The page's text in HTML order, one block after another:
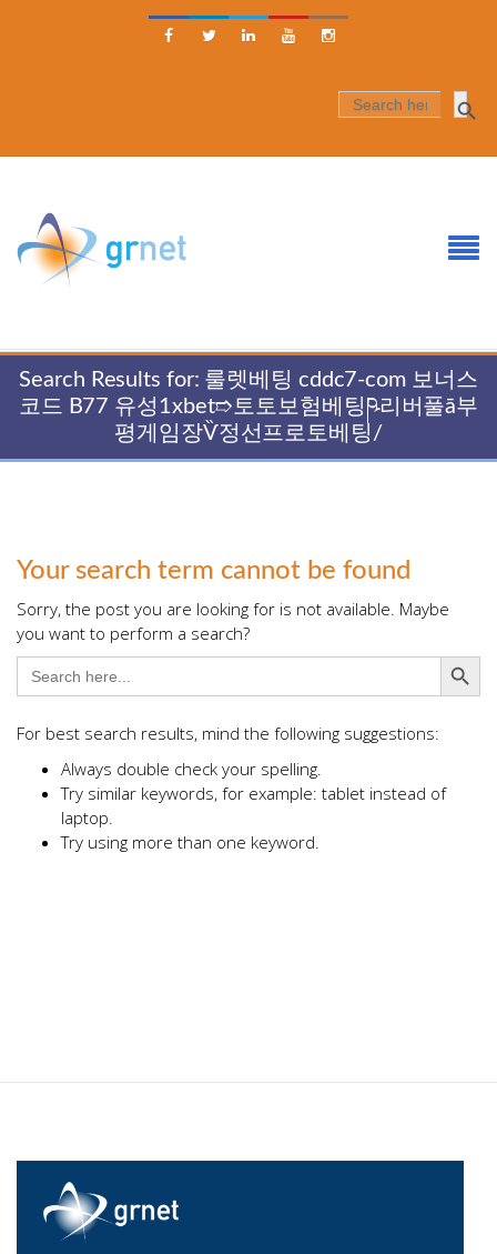
    
Search Results for: 룰렛베팅 cddc7-com 보너스
코드 B77 유성1xbet➱토토보험베팅ཥ리버풀ā부
평게임장Ѷ정선프로토베팅/
Your search term cannot be found
Sorry, the post you are looking for is not available. Maybe
you want to perform a search?
Search
for:
Search Button
For best search results, mind the following suggestions:
Always double check your spelling.
Try similar keywords, for example: tablet instead of
laptop.
Try using more than one keyword.